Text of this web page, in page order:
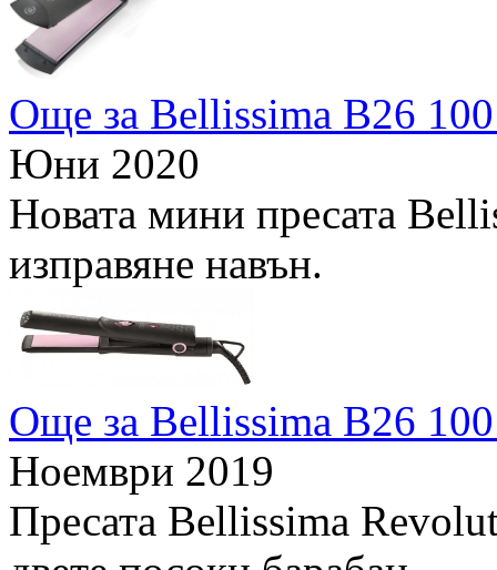
Още за Bellissima B26
Юни 2020
Новата мини пресата
изправяне навън.
Още за Bellissima B26
Ноември 2019
Пресата Bellissima